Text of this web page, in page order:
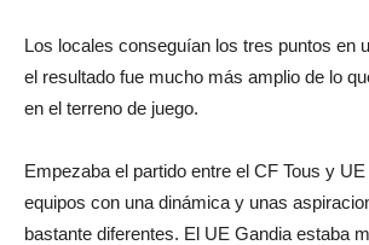
Los locales conseguían los tres puntos en
el resultado fue mucho más amplio de lo
en el terreno de juego.
Empezaba el partido entre el CF Tous y
equipos con una dinámica y unas
bastante diferentes. El UE Gandia estaba